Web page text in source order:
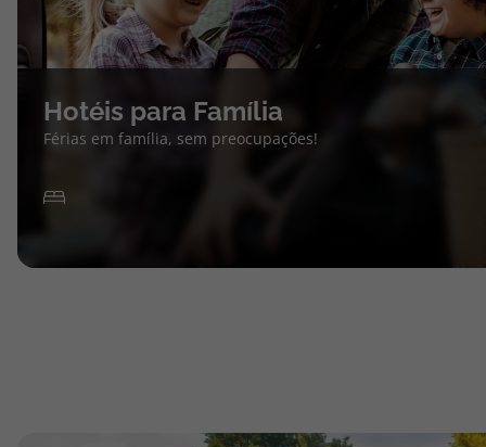
Hotéis para Família
Férias em família, sem preocupações!